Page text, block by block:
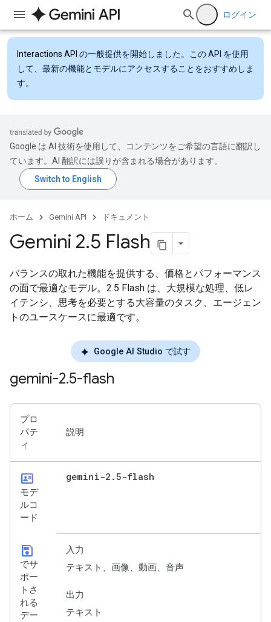
ログイン
Interactions API の一般提供を開始しました。この API を使用
して、最新の機能とモデルにアクセスすることをおすすめしま
す。
Google は AI 技術を使用して、コンテンツをご希望の言語に翻訳し
ています。AI 翻訳には誤りが含まれる場合があります。
ホーム Gemini API ドキュメント
Gemini 2.5 Flash
バランスの取れた機能を提供する、価格とパフォーマンス
の面で最適なモデル。2.5 Flash は、大規模な処理、低レ
イテンシ、思考を必要とする大容量のタスク、エージェン
トのユースケースに最適です。
Google AI Studio で試す
gemini-2.5-flash
プロ
パテ
ィ
説明
id_card
モデ
ルコ
ード
gemini-2 .5-flash
save
でサ
ポー
トさ
れる
デー
入力
テキスト、画像、動画、音声
出力
テキスト